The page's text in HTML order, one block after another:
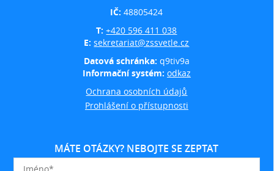
IČ:48805424
T:+420 596 411 038
E:sekretariat@zssvetle.cz
Datová schránka: q9tiv9a
Informační systém: odkaz
Ochrana osobních údajů
Prohlášení o přístupnosti
MÁTE OTÁZKY? NEBOJTE SE ZEPTAT